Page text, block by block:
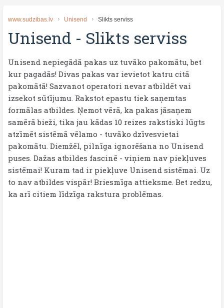
www.sudzibas.lv Unisend Slikts serviss
Unisend - Slikts serviss
Unisend nepiegādā pakas uz tuvāko pakomātu, bet
kur pagadās! Divas pakas var ievietot katru citā
pakomātā! Sazvanot operatori nevar atbildēt vai
izsekot sūtījumu. Rakstot epastu tiek saņemtas
formālas atbildes. Ņemot vērā, ka pakas jāsaņem
samērā bieži, tika jau kādas 10 reizes rakstiski lūgts
atzīmēt sistēmā vēlamo - tuvāko dzīvesvietai
pakomātu. Diemžēl, pilnīga ignorēšana no Unisend
puses. Dažas atbildes fascinē - viņiem nav piekļuves
sistēmai! Kuram tad ir piekļuve Unisend sistēmai. Uz
to nav atbildes vispār! Briesmīga attieksme. Bet redzu,
ka arī citiem līdzīga rakstura problēmas.